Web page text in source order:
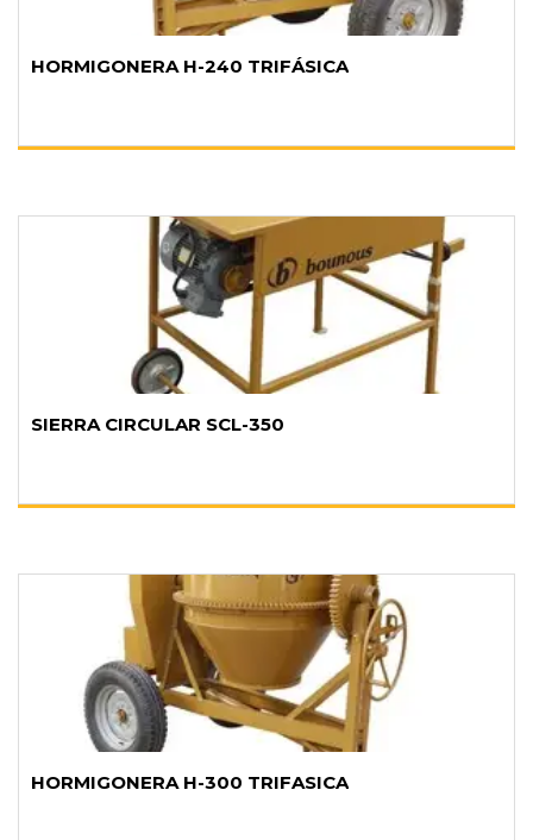
HORMIGONERA H-240 TRIFÁSICA
SIERRA CIRCULAR SCL-350
HORMIGONERA H-300 TRIFASICA